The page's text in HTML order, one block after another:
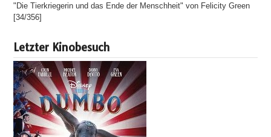
"Die Tierkriegerin und das Ende der Menschheit" von Felicity Green
[34/356]
Letzter Kinobesuch